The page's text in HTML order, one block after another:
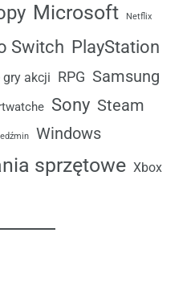
Microsoft Netflix
Switch PlayStation
gry akcji RPG Samsung
Sony Steam
Windows
sprzętowe Xbox